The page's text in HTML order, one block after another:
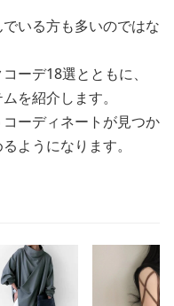
いる方も多いのではな
ーデ18選とともに、
を紹介します。
ーディネートが見つか
ようになります。